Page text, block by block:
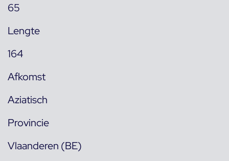
65
Lengte
164
Afkomst
Aziatisch
Provincie
Vlaanderen (BE)